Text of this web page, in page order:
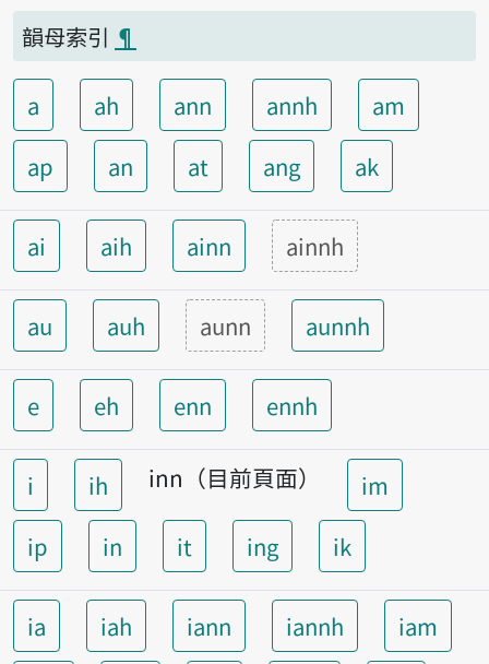
韻母索引 ¶
a ah ann annh
am
ap
an at ang ak
ai aih ainn ainnh
au auh aunn aunnh
e eh enn ennh
i ih inn（目前頁面）
im
ip
in it ing ik
ia iah iann iannh
iam